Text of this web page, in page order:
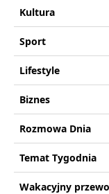
Kultura
Sport
Lifestyle
Biznes
Rozmowa Dnia
Temat Tygodnia
Wakacyjny